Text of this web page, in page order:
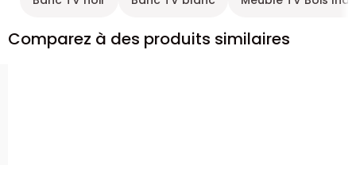
Comparez à des produits similaires